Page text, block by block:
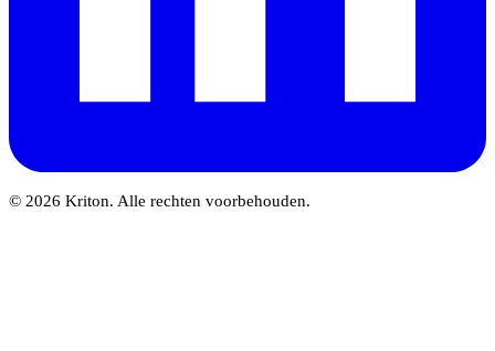
© 2026 Kriton. Alle rechten voorbehouden.